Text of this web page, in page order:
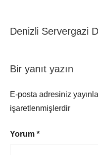
Denizli Servergazi
Bir yanıt yazın
E-posta adresiniz
işaretlenmişlerdir
Yorum *